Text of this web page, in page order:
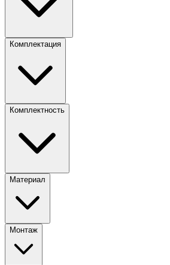
Комплектация
Комплектность
Материал
Монтаж